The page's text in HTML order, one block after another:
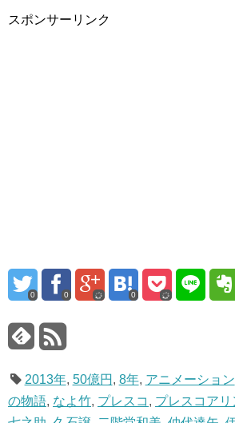
スポンサーリンク
0 0 0
2013年, 50億円 , 8年, アニメーション
の物語, なよ竹, プレスコ , プレスコアリ